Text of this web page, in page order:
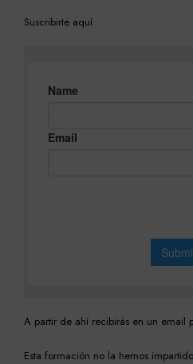
Suscribirte aquí
A partir de ahí recibirás en un email
Esta formación no la hemos